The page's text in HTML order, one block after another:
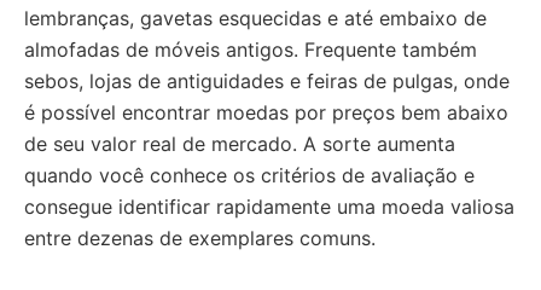
lembranças, gavetas esquecidas e até embaixo de
almofadas de móveis antigos. Frequente também
sebos, lojas de antiguidades e feiras de pulgas, onde
é possível encontrar moedas por preços bem abaixo
de seu valor real de mercado. A sorte aumenta
quando você conhece os critérios de avaliação e
consegue identificar rapidamente uma moeda valiosa
entre dezenas de exemplares comuns.